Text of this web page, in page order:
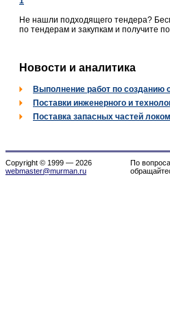
Не нашли подходящего тендера?
по тендерам и закупкам и получите
Новости и аналитика
Выполнение работ по созданию
Поставки инженерного и
Поставка запасных частей
Copyright © 1999 — 2026
webmaster@murman.ru
По